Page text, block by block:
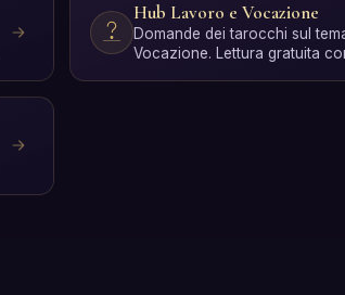
Hub Lavoro e Vocazione
Domande dei tarocchi sul
Vocazione. Lettura gratuita